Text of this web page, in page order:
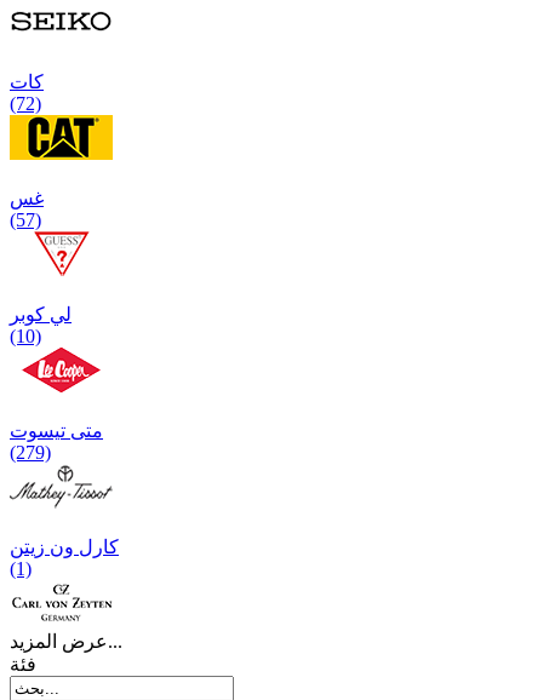
كات
(72)
غس
(57)
لي كوبر
(10)
متی تیسوت
(279)
کارل ون زیتن
(1)
عرض المزيد...
فئة